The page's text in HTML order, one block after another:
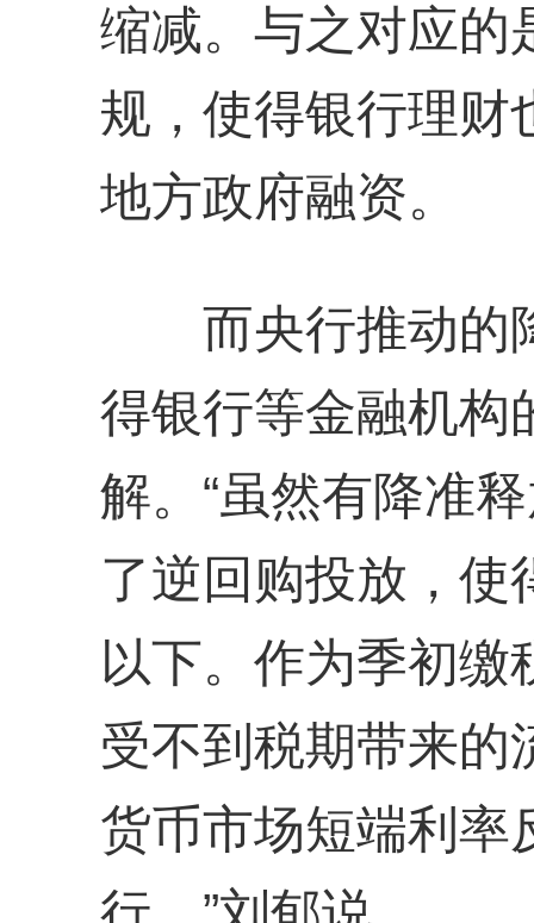
缩减。与之对应的
规，使得银行理财
地方政府融资。
而央行推动的
得银行等金融机构
解。“虽然有降准
了逆回购投放，使
以下。作为季初缴
受不到税期带来的
货币市场短端利率